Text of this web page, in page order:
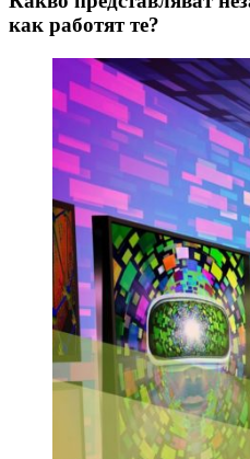
как работят те?